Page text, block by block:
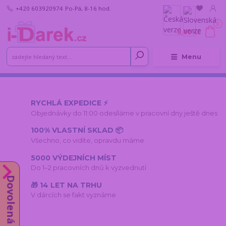
Menu
+420 603920974 Po-Pá, 8-16 hod.
0
0,00 Kč
RYCHLÁ EXPEDICE ⚡
Objednávky do 11:00 odesíláme v pracovní dny ještě dnes
100% VLASTNÍ SKLAD 📦
Všechno, co vidíte, opravdu máme
5000 VÝDEJNÍCH MÍST
Do 1–2 pracovních dnů k vyzvednutí
🎁 14 LET NA TRHU
V dárcích se fakt vyznáme